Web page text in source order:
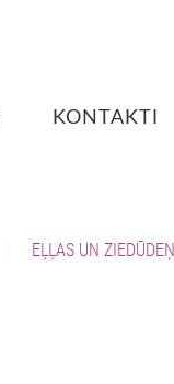
KONTAKTI
EĻĻAS UN ZIEDŪDEŅI